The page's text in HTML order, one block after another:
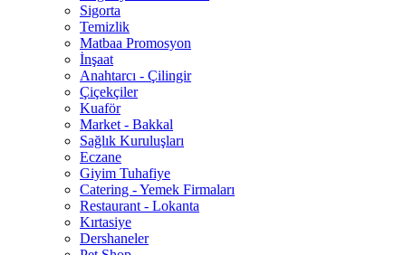
Sigorta
Temizlik
Matbaa Promosyon
İnşaat
Anahtarcı - Çilingir
Çiçekçiler
Kuaför
Market - Bakkal
Sağlık Kuruluşları
Eczane
Giyim Tuhafiye
Catering - Yemek Firmaları
Restaurant - Lokanta
Kırtasiye
Dershaneler